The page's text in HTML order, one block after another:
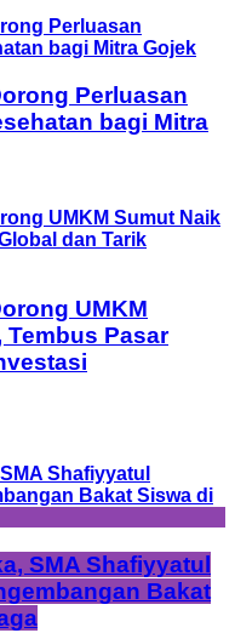
Perluasan
bagi Mitra
UMKM
Tembus Pasar
SMA Shafiyyatul
Bakat